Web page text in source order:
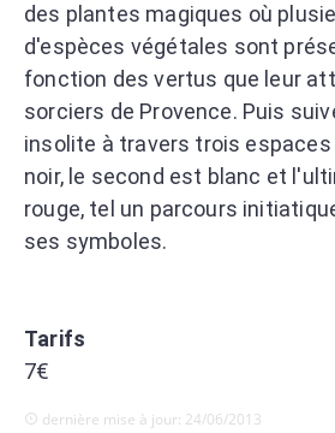
des plantes magiques où
d'espèces végétales sont
fonction des vertus que leur
sorciers de Provence. Puis
insolite à travers trois espaces
noir, le second est blanc et
rouge, tel un parcours
ses symboles.
Tarifs
7€
dernière mise à jour: 24/06/2013